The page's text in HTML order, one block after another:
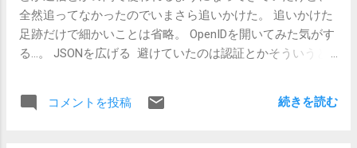
Mmmmm { @Path("/hello") @GET
@Produces(MediaType.TEXT_PLAIN) public String
exHelloName() { return "おはよう"; } } そのまま公開
してもTomcatではライブラリ等不足しています。 web.xml
dependencies＞ にjavaee-web-api があるかもしれません。
全然追ってなかったのでいまさら追いかけた。 追いかけた
足跡だけで細かいことは省略。 OpenIDを開いてみた気がす
る…。 JSONを広げる 避けていたのは認証とかそういうと
うな気もする。 とりあえず仕様を探せ。JSONはRFC 8259
が最新で最終版ともいわれている。ECMAの方にもECMA-
コメントを投稿 続きを読む